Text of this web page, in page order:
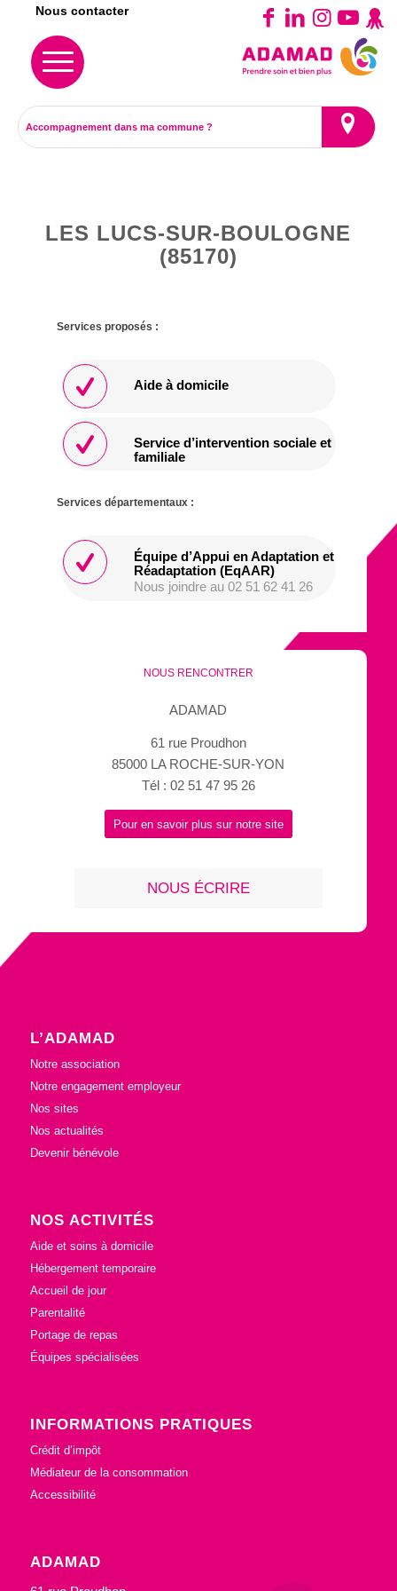
Nous contacter
LES LUCS-SUR-BOULOGNE
(85170)
Services proposés :
Aide à domicile
Service d’intervention sociale et
familiale
Services départementaux :
Équipe d’Appui en Adaptation et
Réadaptation (EqAAR)
Nous joindre au 02 51 62 41 26
NOUS RENCONTRER
ADAMAD
61 rue Proudhon
85000 LA ROCHE-SUR-YON
Tél : 02 51 47 95 26
Pour en savoir plus sur notre site
NOUS ÉCRIRE
L’ADAMAD
Notre association
Notre engagement employeur
Nos sites
Nos actualités
Devenir bénévole
NOS ACTIVITÉS
Aide et soins à domicile
Hébergement temporaire
Accueil de jour
Parentalité
Portage de repas
Équipes spécialisées
INFORMATIONS PRATIQUES
Crédit d’impôt
Médiateur de la consommation
Accessibilité
ADAMAD